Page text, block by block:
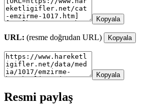
Kopyala
URL: (resme doğrudan URL) Kopyala
Kopyala
Resmi paylaş